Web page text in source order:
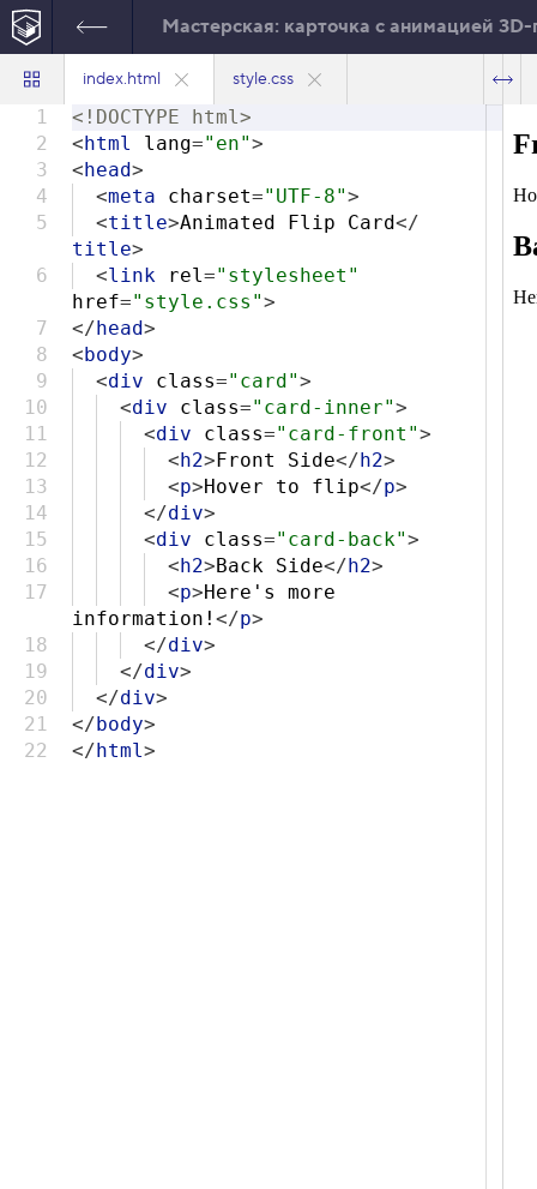
Мастерская: карточка с анимацией
index.html style.css
1
2
3
4
5
6
7
8
9
10
11
12
13
14
15
16
17
18
19
20
21
22
<!DOCTYPE html>
<html lang="en">
<head>
<meta charset="UTF-8">
<title>Animated Flip Card</
title>
<link rel="stylesheet"
href="style.css">
</head>
<body>
<div class="card">
<div class="card-inner">
<div class="card-front">
<h2>Front Side</h2>
<p>Hover to flip</p>
</div>
<div class="card-back">
<h2>Back Side</h2>
<p>Here's more
information! </p>
</div>
</div>
</div>
</body>
</html>